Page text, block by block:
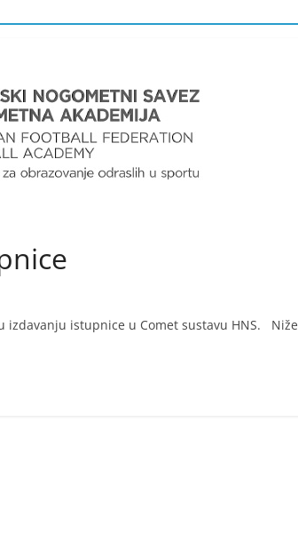
istupnice u Comet sustavu HNS. Niže